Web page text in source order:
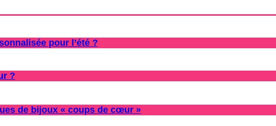
pour l’été ?
?
de bijoux « coups de cœur »